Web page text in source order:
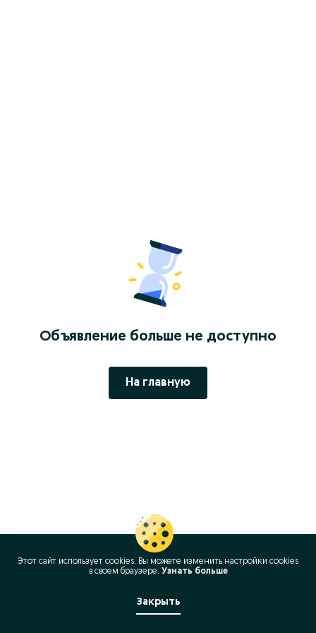
Объявление больше не доступно
На главную
Этот сайт использует cookies. Вы можете изменить настройки cookies
в своeм браузере. Узнать больше
Закрыть